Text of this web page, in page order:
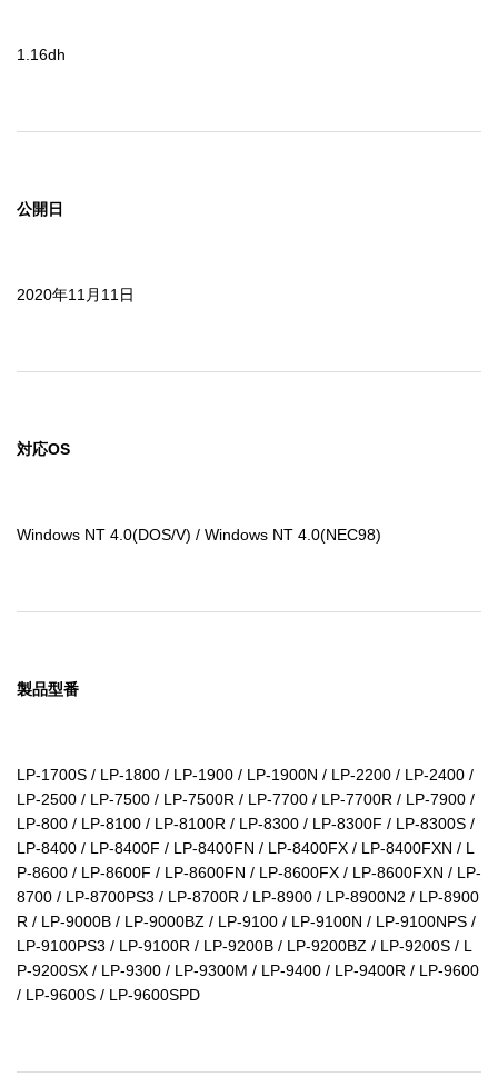
1.16dh
公開日
2020年11月11日
対応OS
Windows NT 4.0(DOS/V) / Windows NT 4.0(NEC98)
製品型番
LP-1700S / LP-1800 / LP-1900 / LP-1900N / LP-2200 / LP-2400 /
LP-2500 / LP-7500 / LP-7500R / LP-7700 / LP-7700R / LP-7900 /
LP-800 / LP-8100 / LP-8100R / LP-8300 / LP-8300F / LP-8300S /
LP-8400 / LP-8400F / LP-8400FN / LP-8400FX / LP-8400FXN / L
P-8600 / LP-8600F / LP-8600FN / LP-8600FX / LP-8600FXN / LP-
8700 / LP-8700PS3 / LP-8700R / LP-8900 / LP-8900N2 / LP-8900
R / LP-9000B / LP-9000BZ / LP-9100 / LP-9100N / LP-9100NPS /
LP-9100PS3 / LP-9100R / LP-9200B / LP-9200BZ / LP-9200S / L
P-9200SX / LP-9300 / LP-9300M / LP-9400 / LP-9400R / LP-9600
/ LP-9600S / LP-9600SPD